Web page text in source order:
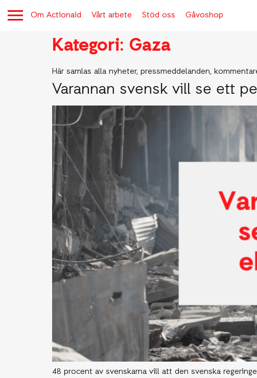
Om Actionaid Vårt arbete Stöd oss Gåvoshop
Berättelser från verksamheten
Lediga jobb
Tryggt givande
Visselblåsarfunktion
VÅRT
Här
Så
Kategori: Gaza
Här samlas alla nyheter, pressmeddelanden,
Varannan svensk vill se ett
48 procent av svenskarna vill att den svenska